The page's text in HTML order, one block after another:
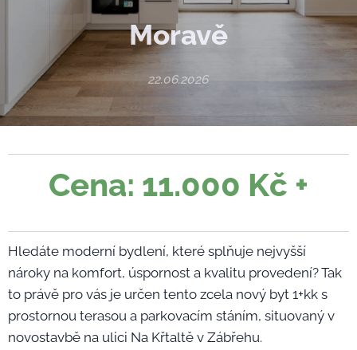
Moravě
22.06.2026
Cena: 11.000 Kč +
Hledáte moderní bydlení, které splňuje nejvyšší
nároky na komfort, úspornost a kvalitu provedení? Tak
to právě pro vás je určen tento zcela nový byt 1+kk s
prostornou terasou a parkovacím stáním, situovaný v
novostavbě na ulici Na Křtaltě v Zábřehu.